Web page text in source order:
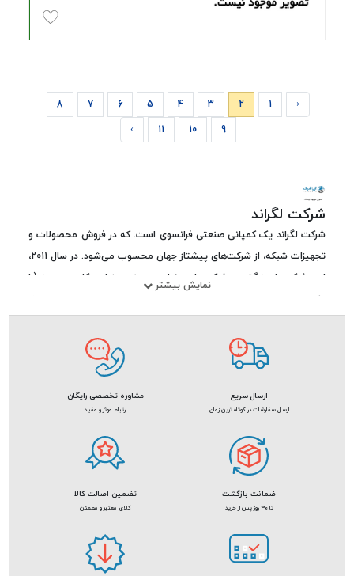
‹
1
2
3
4
5
6
7
8
9
10
11
›
نمایش بیشتر
شرکت لگراند
شرکت لگراند یک کمپانی صنعتی فرانسوی است. که در فروش محصولات و
تجهیزات شبکه، از شرکت‌های پیشتاز جهان محسوب می‌شود. در سال 2011،
این شرکت از بزرگ­ترین شرکت‌های دنیا در زمینه‌ی تولید کلید و پریز (با
جهانی) بود. این موضوع باعث شد تا 75درصد گردش مالی این شرکت در
سطح جهانی تامین گردد. اکنون شرکت لگراند به گسترش دامنه‌ی
محصولات خود با استفاده از تکنولوژی‌هایی در راستای صرفه‌جویی در انرژی
تجهیزات شبکه لگراند
به دسته‌های زیر تقسیم می‌شوند:
ارسال سریع
ارسال سفارشات در کوتاه ترین زمان
مشاوره تخصصی رایگان
ارتباط موثر و مفید
ضمانت بازگشت
تا 30 روز پس از خرید
تضمین اصالت کالا
کالای معتبر و مطمئن